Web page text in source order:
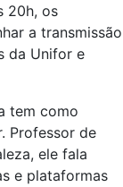
20h, os
a transmissão
da Unifor e
tem como
Professor de
ele fala
e plataformas